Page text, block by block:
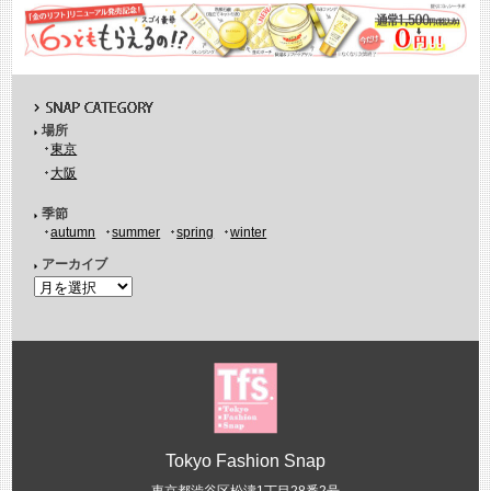
場所
東京
大阪
季節
autumn
summer spring winter
アーカイブ
Tokyo Fashion Snap